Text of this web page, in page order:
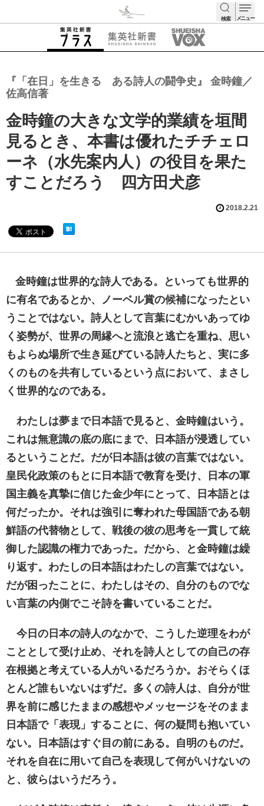
検索 メニュー
『「在日」を生きる ある詩人の闘争史』 金時鐘／
佐高信著
金時鐘の大きな文学的業績を垣間
見るとき、本書は優れたチチェロ
ーネ（水先案内人）の役目を果た
すことだろう 四方田犬彦
2018.2.21
金時鐘は世界的な詩人である。といっても世界的
に有名であるとか、ノーベル賞の候補になったとい
うことではない。詩人として言葉にむかいあってゆ
く姿勢が、世界の周縁へと流浪と逃亡を重ね、思い
もよらぬ場所で生き延びている詩人たちと、実に多
くのものを共有しているという点において、まさし
く世界的なのである。
わたしは夢まで日本語で見ると、金時鐘はいう。
これは無意識の底の底にまで、日本語が浸透してい
るということだ。だが日本語は彼の言葉ではない。
皇民化政策のもとに日本語で教育を受け、日本の軍
国主義を真摯に信じた金少年にとって、日本語とは
何だったか。それは強引に奪われた母国語である朝
鮮語の代替物として、戦後の彼の思考を一貫して統
御した認識の権力であった。だから、と金時鐘は繰
り返す。わたしの日本語はわたしの言葉ではない。
だが困ったことに、わたしはその、自分のものでな
い言葉の内側でこそ詩を書いていることだ。
今日の日本の詩人のなかで、こうした逆理をわが
こととして受け止め、それを詩人としての自己の存
在根拠と考えている人がいるだろうか。おそらくほ
とんど誰もいないはずだ。多くの詩人は、自分が世
界を前に感じたままの感想やメッセージをそのまま
日本語で「表現」することに、何の疑問も抱いてい
ない。日本語はすぐ目の前にある。自明のものだ。
それを自在に用いて自己を表現して何がいけないの
と、彼らはいうだろう。